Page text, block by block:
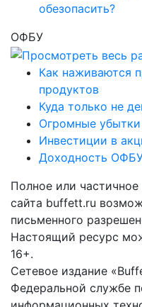
обезопасить?
ОФБУ
Как наживаются
продуктов
Куда только не
Огромные
Инвестиции в
Доходность
Полное или
сайта buffett.ru
письменного
Настоящий ресурс
16+.
Сетевое издание
Федеральной службе